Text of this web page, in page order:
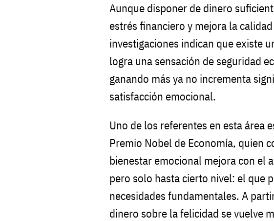
Aunque disponer de dinero
estrés financiero y mejora la
investigaciones indican que existe
logra una sensación de seguridad
ganando más ya no incrementa
satisfacción emocional.
Uno de los referentes en esta área
Premio Nobel de Economía, quien
bienestar emocional mejora con el
pero solo hasta cierto nivel: el que
necesidades fundamentales. A
dinero sobre la felicidad se vuelve